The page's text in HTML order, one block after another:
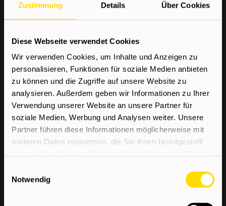
Zustimmung Details Über Cookies
Diese Webseite verwendet Cookies
Wir verwenden Cookies, um Inhalte und Anzeigen zu
personalisieren, Funktionen für soziale Medien anbieten
zu können und die Zugriffe auf unsere Website zu
analysieren. Außerdem geben wir Informationen zu Ihrer
Verwendung unserer Website an unsere Partner für
soziale Medien, Werbung und Analysen weiter. Unsere
Partner führen diese Informationen möglicherweise mit
weiteren Daten zusammen, die Sie ihnen bereitgestellt
Notwendig
Abgeschlossene Ausbildung als
Metzger/Fleischer von Vortiel oder
vergleichbare Qualifikation
Erfahrung in der Wurstherstellung von Vorteil
Selbstständige, sorgfältige und zuverlässige
Arbeitsweise
Teamfähigkeit und
Verantwortungsbewusstsein
Hoher Qualitäts- und Hygienestandard
Führerschein B + PKW zum Erreichen des
Arbeitsortes
Wir bieten